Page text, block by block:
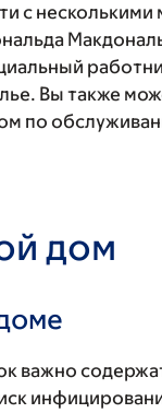
с
Вы также
по
дом
важно